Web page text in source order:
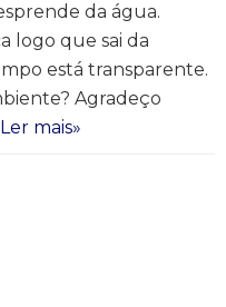
da água.
logo que sai da
está transparente.
Agradeço
Ler mais»